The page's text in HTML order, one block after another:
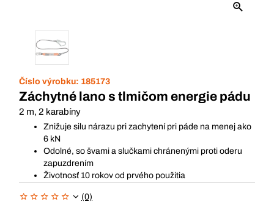
Číslo výrobku: 185173
Záchytné lano s tlmičom energie pádu
2 m, 2 karabíny
Znižuje silu nárazu pri zachytení pri páde na menej ako
6 kN
Odolné, so švami a slučkami chránenými proti oderu
zapuzdrením
Životnosť 10 rokov od prvého použitia
(0)